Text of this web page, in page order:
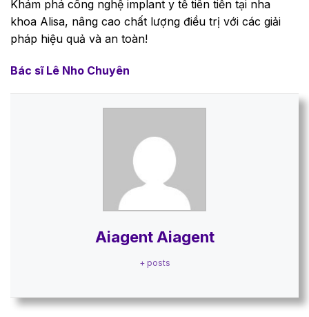
Khám phá công nghệ implant y tế tiên tiến tại nha
khoa Alisa, nâng cao chất lượng điều trị với các giải
pháp hiệu quả và an toàn!
Bác sĩ Lê Nho Chuyên
Aiagent Aiagent
+ posts